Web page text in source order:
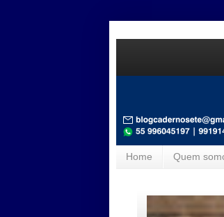
Home Quem